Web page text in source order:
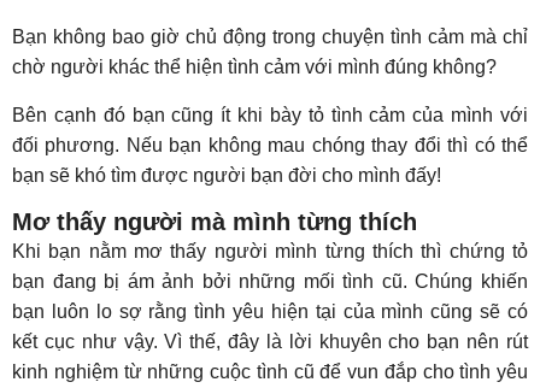
Bạn không bao giờ chủ động trong chuyện tình cảm mà chỉ
chờ người khác thể hiện tình cảm với mình đúng không?
Bên cạnh đó bạn cũng ít khi bày tỏ tình cảm của mình với
đối phương. Nếu bạn không mau chóng thay đổi thì có thể
bạn sẽ khó tìm được người bạn đời cho mình đấy!
Mơ thấy người mà mình từng thích
Khi bạn nằm mơ thấy người mình từng thích thì chứng tỏ
bạn đang bị ám ảnh bởi những mối tình cũ. Chúng khiến
bạn luôn lo sợ rằng tình yêu hiện tại của mình cũng sẽ có
kết cục như vậy. Vì thế, đây là lời khuyên cho bạn nên rút
kinh nghiệm từ những cuộc tình cũ để vun đắp cho tình yêu